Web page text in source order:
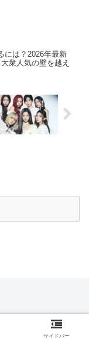
には？2026年最新
衆人気の壁を越え
アイドル性格サイドバー